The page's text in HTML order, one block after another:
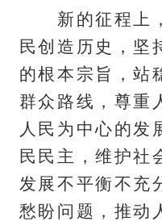
新的征程上，
民创造历史，坚
的根本宗旨，站
群众路线，尊重
人民为中心的发
民民主，维护社
发展不平衡不充
愁盼问题，推动